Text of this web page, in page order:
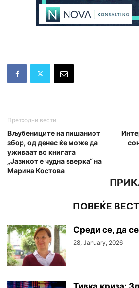
Претходни вести
Вљубениците на пишаниот
збор, од денес ќе може да
уживаат во книгата
„Јазикот е чудна ѕверка“ на
Марина Костова
ПОВЕЌЕ
Среди се, да
28, January, 2026
Тивка криза: